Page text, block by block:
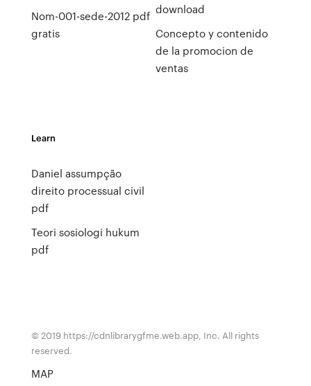
Nom-001-sede-2012 pdf
gratis
download
Concepto y contenido
de la promocion de
ventas
Learn
Daniel assumpção
direito processual civil
pdf
Teori sosiologi hukum
pdf
© 2019 https://cdnlibrarygfme.web.app, Inc. All rights
reserved.
MAP